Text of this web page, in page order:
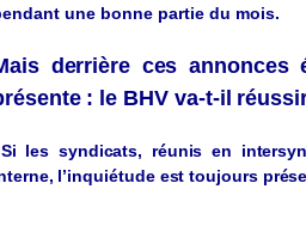
une bonne partie du mois.
derrière ces annonces
: le BHVva-t-il
Si les syndicats, réunis en intersy
, l’inquiétude est toujours prése